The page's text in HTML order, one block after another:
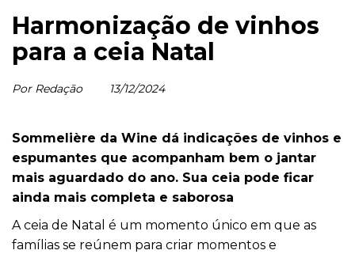
Harmonização de vinhos
para a ceia Natal
Por Redação 13/12/2024
Sommelière da Wine dá indicações de vinhos e
espumantes que acompanham bem o jantar
mais aguardado do ano. Sua ceia pode ficar
ainda mais completa e saborosa
A ceia de Natal é um momento único em que as
famílias se reúnem para criar momentos e